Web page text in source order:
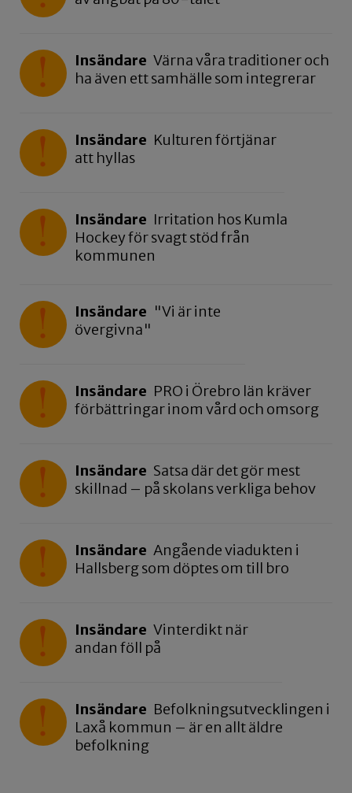
Insändare Värna våra traditioner och
ha även ett samhälle som integrerar
Insändare Kulturen förtjänar
att hyllas
Insändare Irritation hos Kumla
Hockey för svagt stöd från
kommunen
Insändare "Vi är inte
övergivna"
Insändare PRO i Örebro län kräver
förbättringar inom vård och omsorg
Insändare Satsa där det gör mest
skillnad – på skolans verkliga behov
Insändare Angående viadukten i
Hallsberg som döptes om till bro
Insändare Vinterdikt när
andan föll på
Insändare Befolkningsutvecklingen i
Laxå kommun – är en allt äldre
befolkning